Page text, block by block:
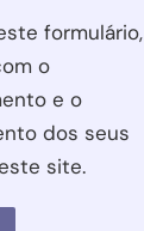
formulário,
o
e o
dos seus
site.